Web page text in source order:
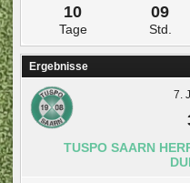
10
Tage
09
Std.
Ergebnisse
7.
TUSPO SAARN